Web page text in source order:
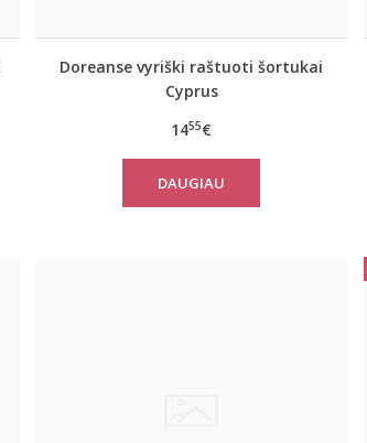
Doreanse vyriški raštuoti šortukai
Cyprus
1455€
DAUGIAU